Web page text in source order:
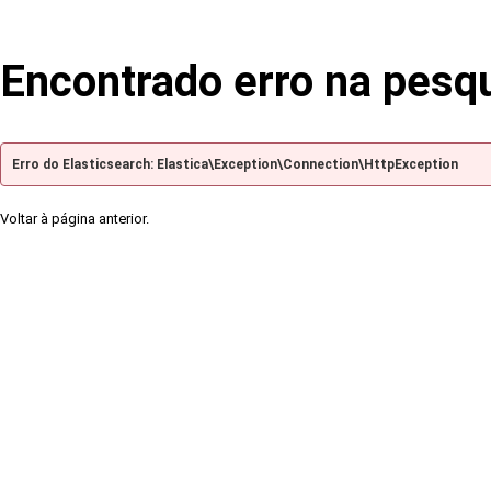
Encontrado erro na
Erro do Elasticsearch: Elastica\Exception\Connection\HttpException
Voltar à página anterior.